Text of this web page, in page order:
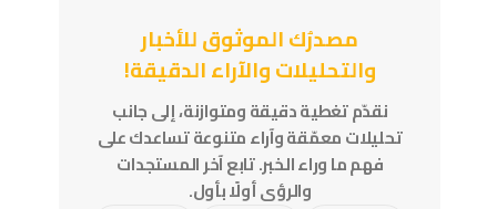
مصدرُك الموثوق للأخبار
والتحليلات والآراء الدقيقة!
نقدّم تغطية دقيقة ومتوازنة، إلى جانب
تحليلات معمّقة وآراء متنوعة تساعدك على
فهم ما وراء الخبر. تابع آخر المستجدات
والرؤى أولًا بأول.